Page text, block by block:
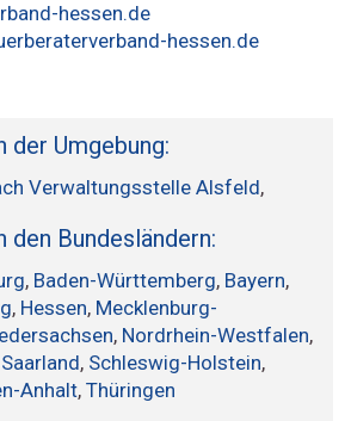
hessen.de
hessen.de
der Umgebung:
Verwaltungsstelle Alsfeld,
den Bundesländern:
, Baden-Württemberg, Bayern,
, Hessen, Mecklenburg-
, Nordrhein-Westfalen,
Saarland, Schleswig-Holstein,
Anhalt, Thüringen